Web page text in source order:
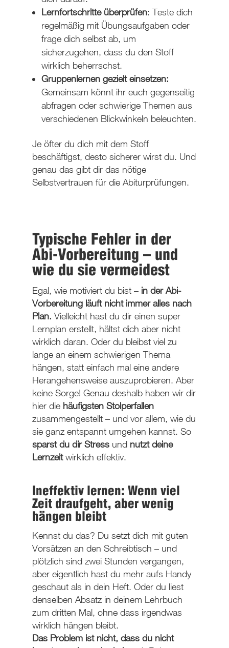
Lernfortschritte überprüfen: Teste dich
regelmäßig mit Übungsaufgaben oder
frage dich selbst ab, um
sicherzugehen, dass du den Stoff
wirklich beherrschst.
Gruppenlernen gezielt einsetzen:
Gemeinsam könnt ihr euch gegenseitig
abfragen oder schwierige Themen aus
verschiedenen Blickwinkeln beleuchten.
Je öfter du dich mit dem Stoff
beschäftigst, desto sicherer wirst du. Und
genau das gibt dir das nötige
Selbstvertrauen für die Abiturprüfungen.
Typische Fehler in der
Abi-Vorbereitung – und
wie du sie vermeidest
Egal, wie motiviert du bist – in der Abi-
Vorbereitung läuft nicht immer alles nach
Plan. Vielleicht hast du dir einen super
Lernplan erstellt, hältst dich aber nicht
wirklich daran. Oder du bleibst viel zu
lange an einem schwierigen Thema
hängen, statt einfach mal eine andere
Herangehensweise auszuprobieren. Aber
keine Sorge! Genau deshalb haben wir dir
hier die häufigsten Stolperfallen
zusammengestellt – und vor allem, wie du
sie ganz entspannt umgehen kannst. So
sparst du dir Stressund nutzt deine
Lernzeitwirklich effektiv.
Ineffektiv lernen: Wenn viel
Zeit draufgeht, aber wenig
hängen bleibt
Kennst du das? Du setzt dich mit guten
Vorsätzen an den Schreibtisch – und
plötzlich sind zwei Stunden vergangen,
aber eigentlich hast du mehr aufs Handy
geschaut als in dein Heft. Oder du liest
denselben Absatz in deinem Lehrbuch
zum dritten Mal, ohne dass irgendwas
wirklich hängen bleibt.
Das Problem ist nicht, dass du nicht